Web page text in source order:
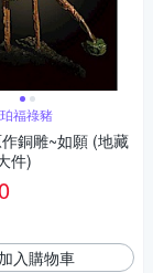
福祿豬
銅雕~如願 (地藏
件)
入購物車